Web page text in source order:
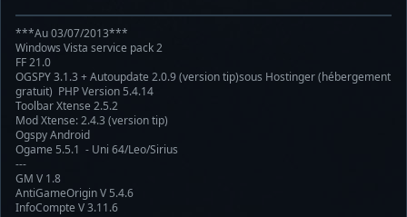
***Au 03/07/2013***
Windows Vista service pack 2
FF 21.0
OGSPY 3.1.3 + Autoupdate 2.0.9 (version tip)sous Hostinger (hébergement
gratuit) PHP Version 5.4.14
Toolbar Xtense 2.5.2
Mod Xtense: 2.4.3 (version tip)
Ogspy Android
Ogame 5.5.1 - Uni 64/Leo/Sirius
---
GM V 1.8
AntiGameOrigin V 5.4.6
InfoCompte V 3.11.6